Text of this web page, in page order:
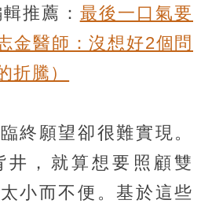
輯推薦： 最後一口氣要
金醫師：沒想好2個問
折騰）
終願望卻很難實現。
井，就算想要照顧雙
小而不便。基於這些